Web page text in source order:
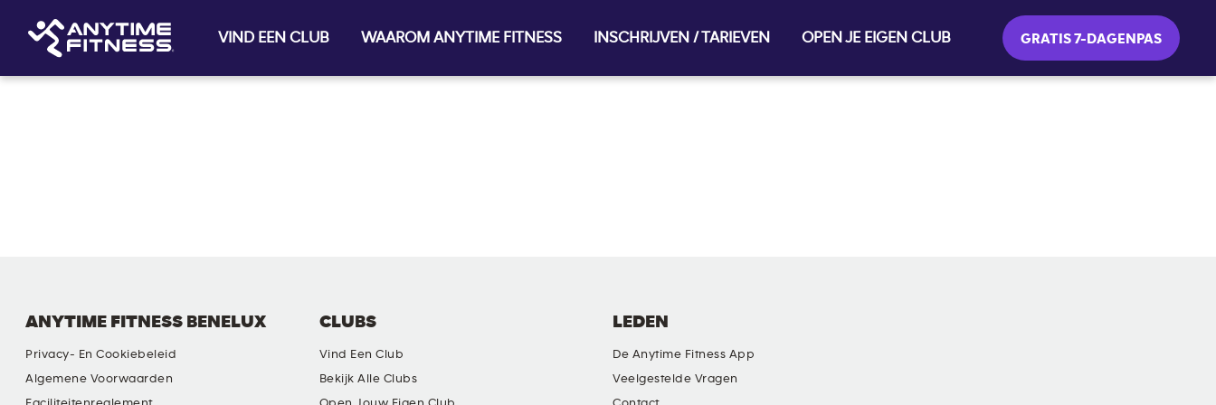
VIND EEN CLUB WAAROM ANYTIME FITNESS INSCHRIJVEN / TARIEVEN OPEN JE EIGEN CLUB GRATIS 7-DAGENPAS
ANYTIME FITNESS BENELUX
Privacy- En Cookiebeleid
Algemene Voorwaarden
CLUBS
Vind Een Club
Bekijk Alle Clubs
LEDEN
De Anytime Fitness App
Veelgestelde Vragen